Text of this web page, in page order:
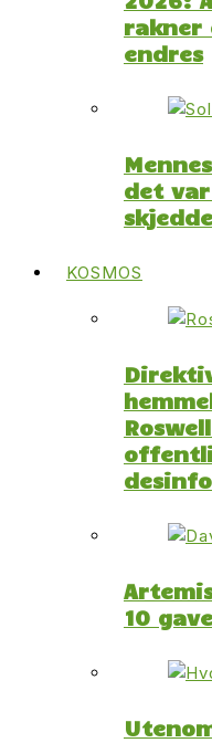
rakner
endres
det
skjedde
KOSMOS
10